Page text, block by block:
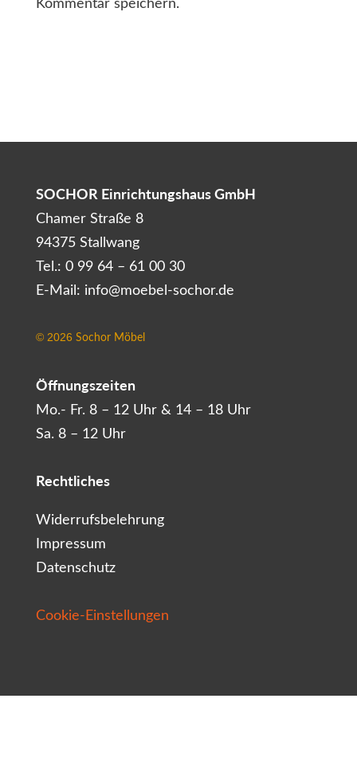
SOCHOR Einrichtungshaus GmbH
Chamer Straße 8
94375 Stallwang
Tel.: 0 99 64 – 61 00 30
E-Mail: info@moebel-sochor.de
© 2026 Sochor Möbel
Öffnungszeiten
Mo.- Fr. 8 – 12 Uhr & 14 – 18 Uhr
Sa. 8 – 12 Uhr
Rechtliches
Widerrufsbelehrung
Impressum
Datenschutz
Cookie-Einstellungen